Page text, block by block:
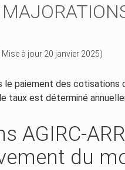
Mise à jour 20 janvier 2025)
le paiement des cotisations
taux est déterminé
AGIRC-
du